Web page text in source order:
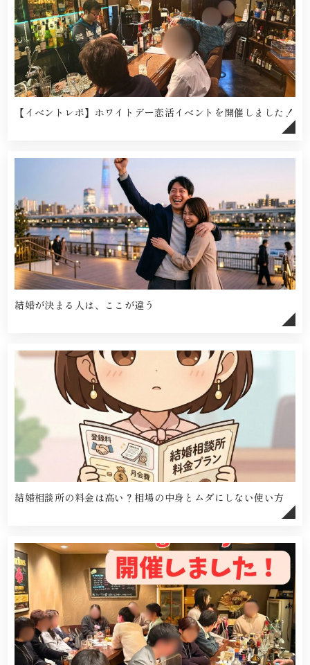
【イベントレポ】ホワイトデー恋活イベントを開催しました！
結婚が決まる人は、ここが違う
結婚相談所の料金は高い？相場の中身とムダにしない使い方